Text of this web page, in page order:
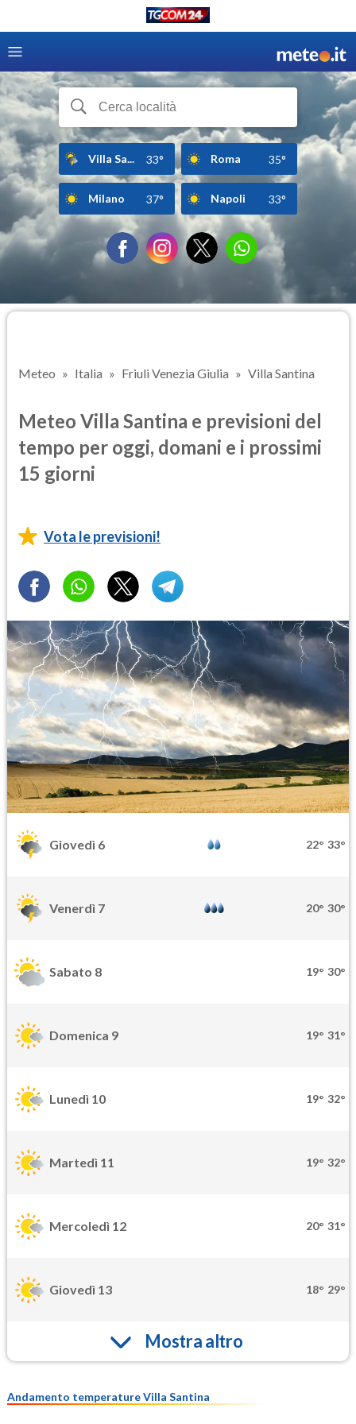
Villa Sa... 33° Roma 35°
Milano 37° Napoli 33°
Meteo Italia Friuli Venezia Giulia Villa Santina
Meteo Villa Santina e previsioni del
tempo per oggi, domani e i prossimi
15 giorni
Vota le previsioni!
Giovedì 6 22° 33°
Venerdì 7 20° 30°
Sabato 8 19° 30°
Domenica 9 19° 31°
Lunedì 10 19° 32°
Martedì 11 19° 32°
Mercoledì 12 20° 31°
Giovedì 13 18° 29°
Mostra altro
Andamento temperature Villa Santina